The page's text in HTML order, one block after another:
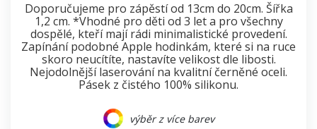
Doporučujeme pro zápěstí od 13cm do 20cm. Šířka
1,2 cm. *Vhodné pro děti od 3 let a pro všechny
dospělé, kteří mají rádi minimalistické provedení.
Zapínání podobné Apple hodinkám, které si na ruce
skoro neucítíte, nastavíte velikost dle libosti.
Nejodolnější laserování na kvalitní černěné oceli.
Pásek z čistého 100% silikonu.
výběr z více barev